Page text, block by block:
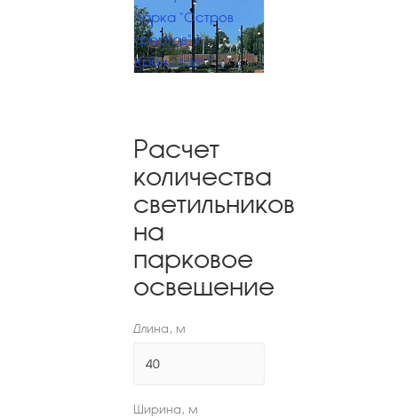
парка "Остров
фортов" г.
Кронштадт
Расчет
количества
светильников
на
парковое
освещение
Длина, м
Ширина, м